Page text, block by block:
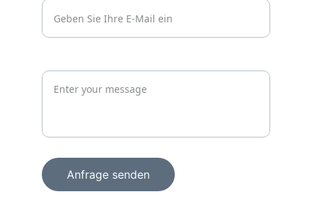
Anfrage senden